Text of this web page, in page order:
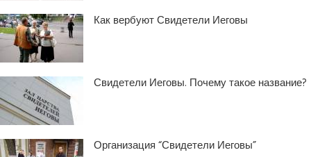
Как вербуют Свидетели Иеговы
Свидетели Иеговы. Почему такое название?
Организация “Свидетели Иеговы”